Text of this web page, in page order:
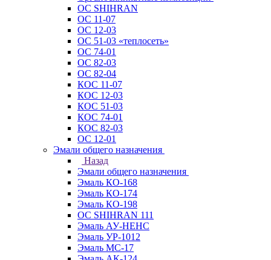
ОС SHIHRAN
ОС 11-07
ОС 12-03
ОС 51-03 «теплосеть»
ОС 74-01
ОС 82-03
ОС 82-04
КОС 11-07
КОС 12-03
КОС 51-03
КОС 74-01
КОС 82-03
ОС 12-01
Эмали общего назначения
Назад
Эмали общего назначения
Эмаль КО-168
Эмаль КО-174
Эмаль КО-198
ОС SHIHRAN 111
Эмаль АУ-НЕНС
Эмаль УР-1012
Эмаль МС-17